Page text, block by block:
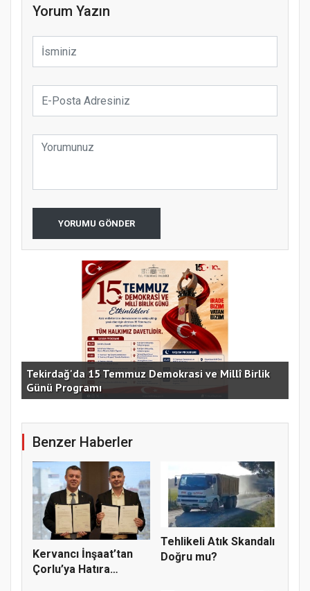
Yorum Yazın
YORUMU GÖNDER
Tekirdağ'da 15 Temmuz Demokrasi ve Millî Birlik
Günü Programı
Benzer Haberler
Kervancı İnşaat’tan
Çorlu’ya Hatıra
Tehlikeli Atık Skandalı
Doğru mu?